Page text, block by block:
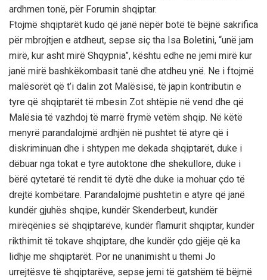
ardhmen tonë, për Forumin shqiptar.
Ftojmë shqiptarët kudo që janë nëpër botë të bëjnë sakrifica
për mbrojtjen e atdheut, sepse siç tha Isa Boletini, “unë jam
mirë, kur asht mirë Shqypnia”, kështu edhe ne jemi mirë kur
janë mirë bashkëkombasit tanë dhe atdheu ynë. Ne i ftojmë
malësorët që t’i dalin zot Malësisë, të japin kontributin e
tyre që shqiptarët të mbesin Zot shtëpie në vend dhe që
Malësia të vazhdoj të marrë frymë vetëm shqip. Në këtë
menyrë parandalojmë ardhjën në pushtet të atyre që i
diskriminuan dhe i shtypen me dekada shqiptarët, duke i
dëbuar nga tokat e tyre autoktone dhe shekullore, duke i
bërë qytetarë të rendit të dytë dhe duke ia mohuar çdo të
drejtë kombëtare. Parandalojmë pushtetin e atyre që janë
kundër gjuhës shqipe, kundër Skenderbeut, kundër
mirëqënies së shqiptarëve, kundër flamurit shqiptar, kundër
rikthimit të tokave shqiptare, dhe kundër çdo gjëje që ka
lidhje me shqiptarët. Por ne unanimisht u themi Jo
urrejtësve të shqiptarëve, sepse jemi të gatshëm të bëjmë